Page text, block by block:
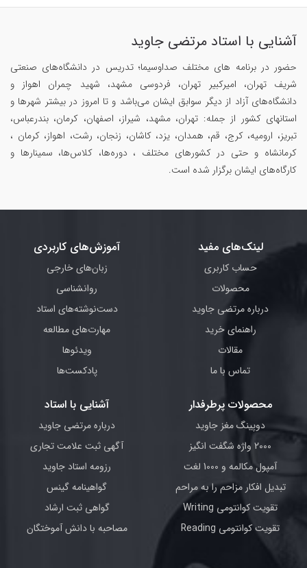
آشنایی با استاد مرتضی جاوید
حضور در برنامه های مختلف صداوسیما؛ تدریس در دانشگاه‌های صنعتی
شریف تهران، امیرکبیر تهران، فردوسی مشهد، شهید چمران اهواز و
دانشگاه‌های آزاد از دیگر سوابق ایشان می‌باشد و تا امروز در بیشتر شهرها و
استانهای کشور از جمله: تهران، مشهد، شیراز، اصفهان، کرمان، بندرعباس،
تبریز، ارومیه، کرج، قم، همدان، یزد، کاشان، زنجان، رشت، اهواز، کرمان ،
کرمانشاه و حتی در کشورهای مختلف ، دوره‌ها، کلاس‌ها، سمینار‌ها و
کارگاه‌های ایشان برگزار شده است.
لینک‌های مفید
حساب کاربری
محصولات
درباره مرتضی جاوید
راهنمای خرید
مقالات
تماس با ما
آموزش‌های کاربردی
زبان‌های خارجی
روانشناسی
دست‌نوشته‌های استاد
مهارت‌های مطالعه
ویدئوها
پادکست‌ها
محصولات پرطرفدار
دوپینگ مغز جاوید
2000 واژه شگفت انگیز
آمپول مکالمه و 1000 لغت
تبدیل افکار مزاحم را به مراحم
تقویت کوانتومی Writing
تقویت کوانتومی Reading
آشنایی با استاد
درباره مرتضی جاوید
آگهی ثبت علامت تجاری
رزومه استاد جاوید
گواهینامه گینس
گواهی ثبت ارشاد
مصاحبه با دانش آموختگان